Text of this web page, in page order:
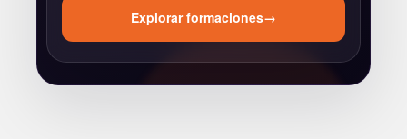
Explorar formaciones→